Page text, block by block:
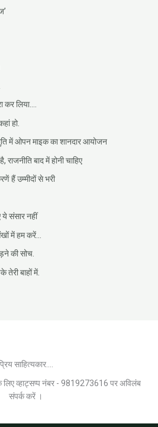
कर लिया….
हो.
में ओपन माइक का शानदार आयोजन
बाद में होनी चाहिए
हैं उम्मीदों से भरी
संसार नहीं
में हम करें…
की सोच.
बाहों में.
साहित्यकार....
व्हाट्सप्प नंबर - 9819273616 पर अविलंब
संपर्क करें ।